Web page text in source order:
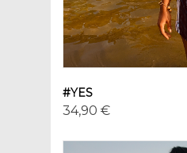
#YES
34,90 €